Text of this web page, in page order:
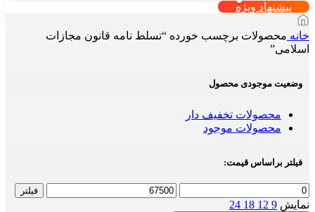
پیشنهاد ویژه
خانه محصولات برچسب خورده “تسلط نامه قانون مجازات
اسلامی”
وضعیت موجودی محصول
محصولات تخفیف دار
محصولات موجود
فیلتر براساس قیمت:
حداقل
قیمت
حداکثر
فیلتر
نمایش 9
12
18
24